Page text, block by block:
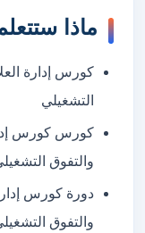
ماذا
التشغيلي
والتفوق
والتفوق